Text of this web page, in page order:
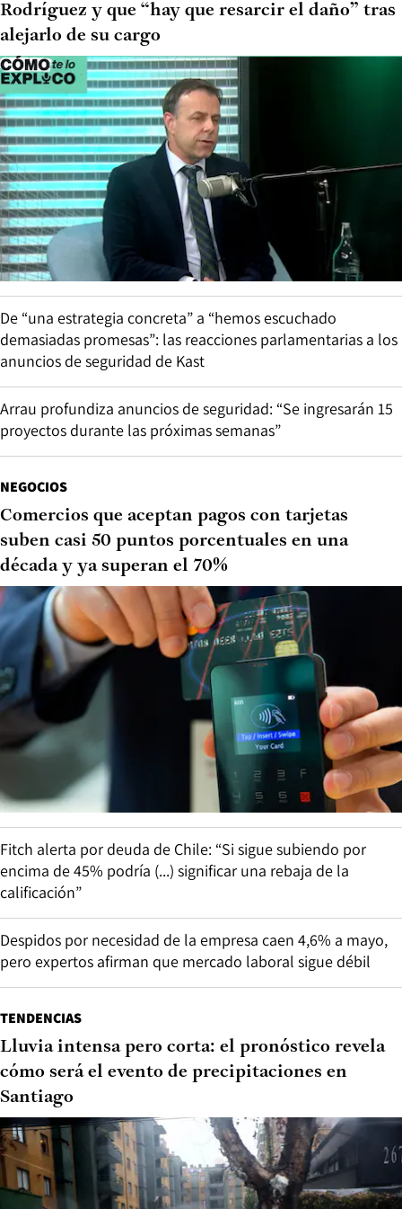
Rodríguez y que “hay que resarcir el daño” tras
alejarlo de su cargo
De “una estrategia concreta” a “hemos escuchado
demasiadas promesas”: las reacciones parlamentarias a los
anuncios de seguridad de Kast
Arrau profundiza anuncios de seguridad: “Se ingresarán 15
proyectos durante las próximas semanas”
NEGOCIOS
Comercios que aceptan pagos con tarjetas
suben casi 50 puntos porcentuales en una
década y ya superan el 70%
Fitch alerta por deuda de Chile: “Si sigue subiendo por
encima de 45% podría (...) significar una rebaja de la
calificación”
Despidos por necesidad de la empresa caen 4,6% a mayo,
pero expertos afirman que mercado laboral sigue débil
TENDENCIAS
Lluvia intensa pero corta: el pronóstico revela
cómo será el evento de precipitaciones en
Santiago